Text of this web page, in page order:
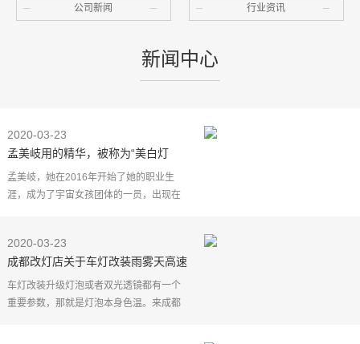
公司新闻 行业资讯
新闻中心
2020-03-23
孟美岐用的精华，被称为“美白灯
泡”，网友：给肤色提5个度！
孟美岐，她在2016年开始了她的职业生
涯，成为了宇宙女孩团体的一员，出现在
凭借超强的舞台实力征
2020-03-23
成都改灯店关于车灯改装雨雾天高速
灯泡色温建议
车灯改装升级灯泡或者双光透镜都有一个
重要参数，那就是灯泡本身色温。来成都